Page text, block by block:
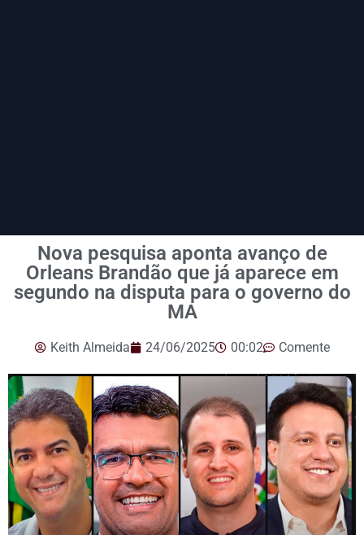
Nova pesquisa aponta avanço de
Orleans Brandão que já aparece em
segundo na disputa para o governo do
MA
Keith Almeida 24/06/2025 00:02 Comente